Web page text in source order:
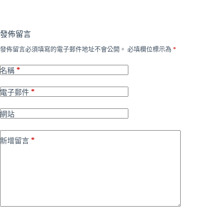
發佈留言
發佈留言必須填寫的電子郵件地址不會公開。 必填欄位標示為 *
名稱 *
電子郵件 *
網站
新增留言 *